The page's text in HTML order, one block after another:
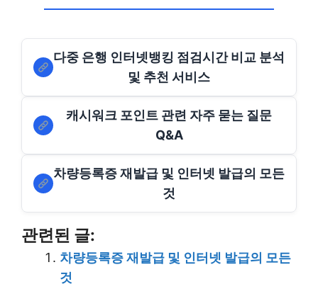
다중 은행 인터넷뱅킹 점검시간 비교 분석
및 추천 서비스
캐시워크 포인트 관련 자주 묻는 질문
Q&A
차량등록증 재발급 및 인터넷 발급의 모든
것
관련된 글:
차량등록증 재발급 및 인터넷 발급의 모든
것